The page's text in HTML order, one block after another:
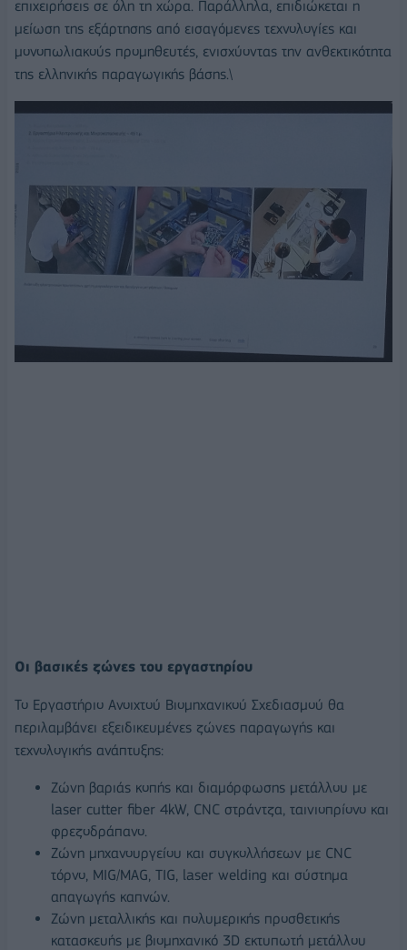
επιχειρήσεις σε όλη τη χώρα. Παράλληλα, επιδιώκεται η
μείωση της εξάρτησης από εισαγόμενες τεχνολογίες και
μονοπωλιακούς προμηθευτές, ενισχύοντας την ανθεκτικότητα
της ελληνικής παραγωγικής βάσης.\
Οι βασικές ζώνες του εργαστηρίου
Το Εργαστήριο Ανοιχτού Βιομηχανικού Σχεδιασμού θα
περιλαμβάνει εξειδικευμένες ζώνες παραγωγής και
τεχνολογικής ανάπτυξης:
Ζώνη βαριάς κοπής και διαμόρφωσης μετάλλου με
laser cutter fiber 4kW, CNC στράντζα, ταινιοπρίονο και
φρεζοδράπανο.
Ζώνη μηχανουργείου και συγκολλήσεων με CNC
τόρνο, MIG/MAG, TIG, laser welding και σύστημα
απαγωγής καπνών.
Ζώνη μεταλλικής και πολυμερικής προσθετικής
κατασκευής με βιομηχανικό 3D εκτυπωτή μετάλλου